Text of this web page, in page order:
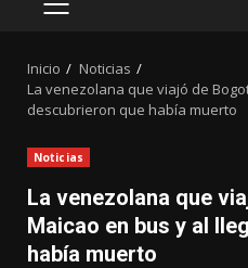
MENÚ
Inicio
Noticias
La venezolana que viajó de
descubrieron que había muerto
Noticias
La venezolana que
Maicao en bus y al
había muerto